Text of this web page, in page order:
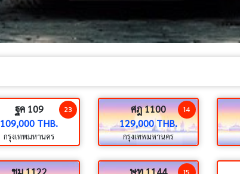
ฐค 109
109,000 THB.
กรุงเทพมหานคร
23
ศฎ 1100
129,000 THB.
กรุงเทพมหานคร
14
ชม 1122
ษท 1144